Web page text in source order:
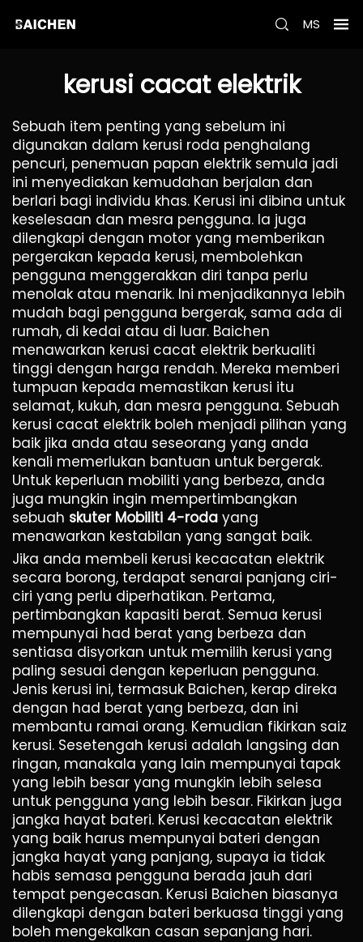
MS
kerusi cacat elektrik
Sebuah item penting yang sebelum ini
digunakan dalam kerusi roda penghalang
pencuri, penemuan papan elektrik semula jadi
ini menyediakan kemudahan berjalan dan
berlari bagi individu khas. Kerusi ini dibina untuk
keselesaan dan mesra pengguna. Ia juga
dilengkapi dengan motor yang memberikan
pergerakan kepada kerusi, membolehkan
pengguna menggerakkan diri tanpa perlu
menolak atau menarik. Ini menjadikannya lebih
mudah bagi pengguna bergerak, sama ada di
rumah, di kedai atau di luar. Baichen
menawarkan kerusi cacat elektrik berkualiti
tinggi dengan harga rendah. Mereka memberi
tumpuan kepada memastikan kerusi itu
selamat, kukuh, dan mesra pengguna. Sebuah
kerusi cacat elektrik boleh menjadi pilihan yang
baik jika anda atau seseorang yang anda
kenali memerlukan bantuan untuk bergerak.
Untuk keperluan mobiliti yang berbeza, anda
juga mungkin ingin mempertimbangkan
sebuah skuter Mobiliti 4-roda yang
menawarkan kestabilan yang sangat baik.
Jika anda membeli kerusi kecacatan elektrik
secara borong, terdapat senarai panjang ciri-
ciri yang perlu diperhatikan. Pertama,
pertimbangkan kapasiti berat. Semua kerusi
mempunyai had berat yang berbeza dan
sentiasa disyorkan untuk memilih kerusi yang
paling sesuai dengan keperluan pengguna.
Jenis kerusi ini, termasuk Baichen, kerap direka
dengan had berat yang berbeza, dan ini
membantu ramai orang. Kemudian fikirkan saiz
kerusi. Sesetengah kerusi adalah langsing dan
ringan, manakala yang lain mempunyai tapak
yang lebih besar yang mungkin lebih selesa
untuk pengguna yang lebih besar. Fikirkan juga
jangka hayat bateri. Kerusi kecacatan elektrik
yang baik harus mempunyai bateri dengan
jangka hayat yang panjang, supaya ia tidak
habis semasa pengguna berada jauh dari
tempat pengecasan. Kerusi Baichen biasanya
dilengkapi dengan bateri berkuasa tinggi yang
boleh mengekalkan casan sepanjang hari.